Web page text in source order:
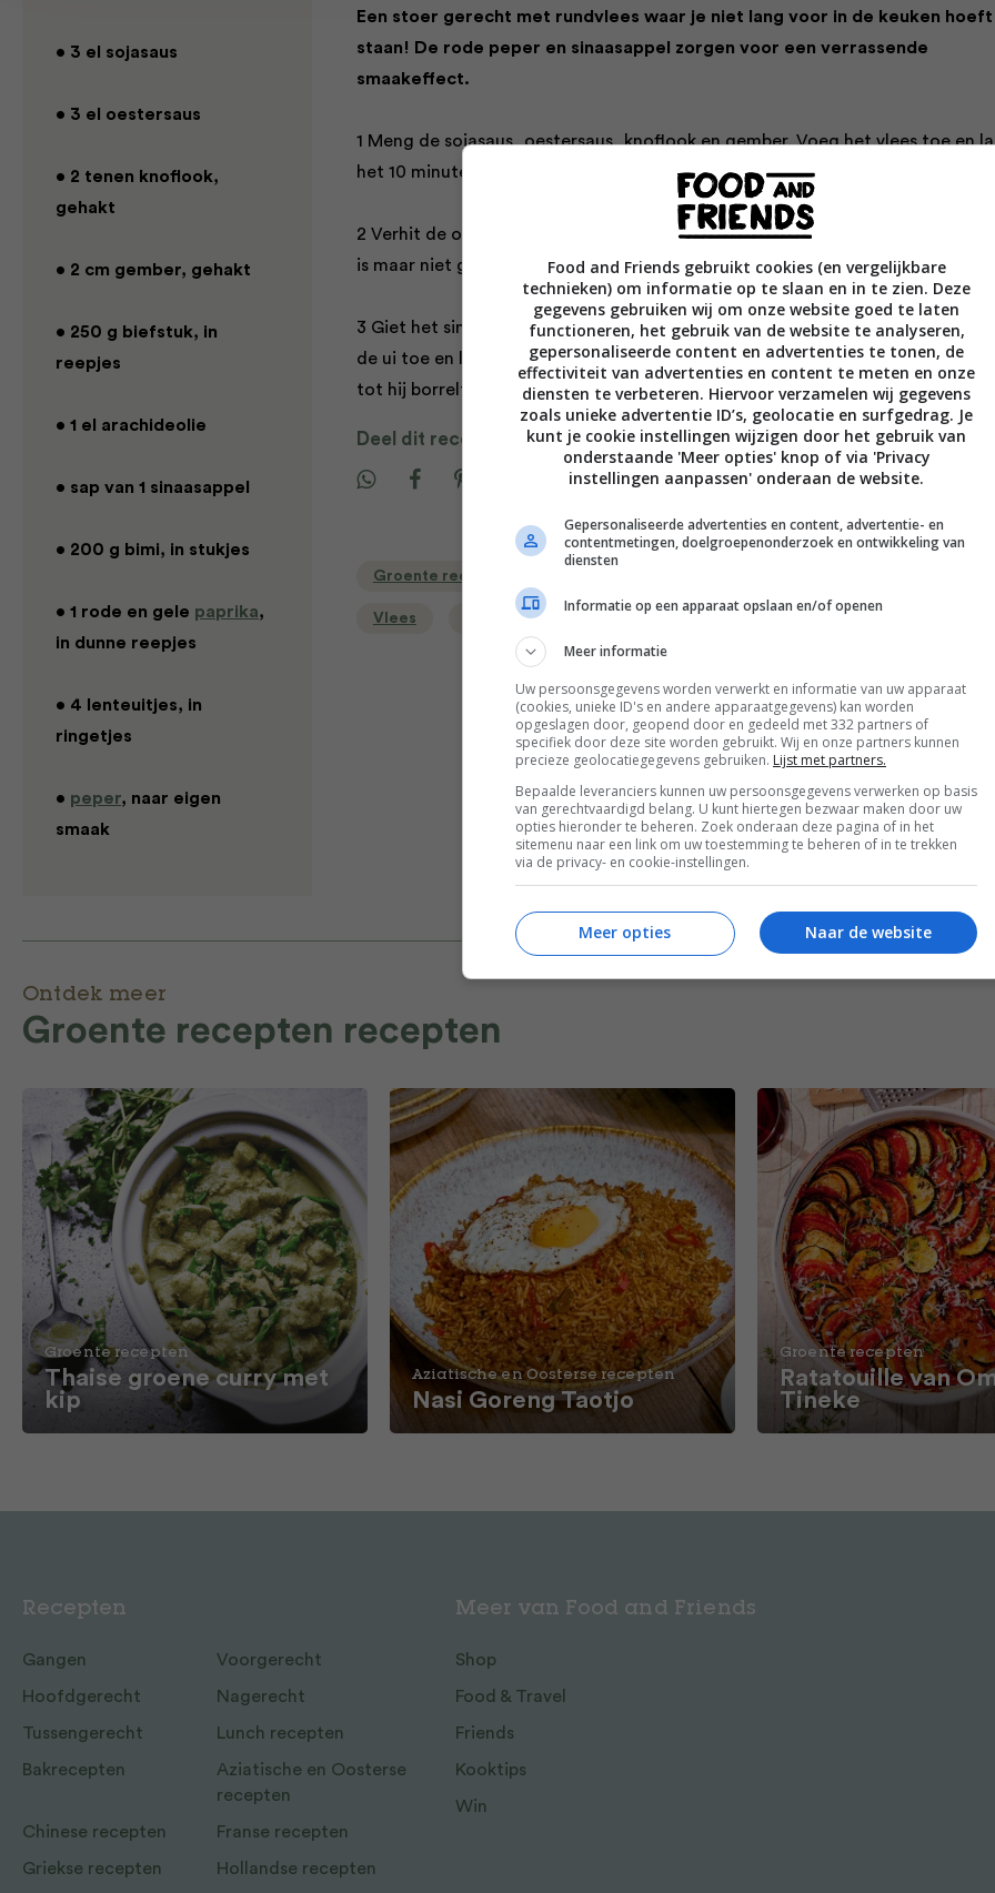
• 3 el sojasaus
• 3 el oestersaus
• 2 tenen knoflook,
gehakt
• 2 cm gember, gehakt
• 250 g biefstuk, in
reepjes
• 1 el arachideolie
• sap van 1 sinaasappel
• 200 g bimi, in stukjes
• 1 rode en gele paprika,
in dunne reepjes
• 4 lenteuitjes, in
ringetjes
• peper, naar eigen
smaak
Een stoer gerecht met rundvlees waar je niet lang voor in de keuken
staan! De rode peper en sinaasappel zorgen voor een verrassende
smaakeffect.
1 Meng de sojasaus, oestersaus, knoflook en gember. Voeg het vlees toe en
het 10 minuten marineren.
2 Verhit de olie in een pan op hoog vuur en bak het vlees 2 minuten, tot het
is maar niet gaar. Schep het op een bord.
3 Giet het sinaasappelsap bij de marinade. Bak de bimi en paprika 2 minuten.
de ui toe en laat alles nog 1 minuutje bakken. Roer de marinade erdoor en
tot hij borrelt. Voeg het vlees toe, roer het erdoor en serveer.
Deel dit recept
Bewaar
Groente recepten
Vlees Wat eten we vandaag? Wokrecepten
Ontdek meer
Groente recepten recepten
Groente recepten
Thaise groene curry met
kip
Aziatische en Oosterse recepten
Nasi Goreng Taotjo
Groente recepten
Ratatouille van
Tineke
Recepten
Gangen Voorgerecht
Hoofdgerecht Nagerecht
Tussengerecht Lunch recepten
Bakrecepten
Aziatische en Oosterse
recepten
Chinese recepten Franse recepten
Griekse recepten Hollandse recepten
Meer van Food and Friends
Shop
Food & Travel
Friends
Kooktips
Win
Food and Friends gebruikt cookies (en vergelijkbare
technieken) om informatie op te slaan en in te zien. Deze
gegevens gebruiken wij om onze website goed te laten
functioneren, het gebruik van de website te analyseren,
gepersonaliseerde content en advertenties te tonen, de
effectiviteit van advertenties en content te meten en onze
diensten te verbeteren. Hiervoor verzamelen wij gegevens
zoals unieke advertentie ID’s, geolocatie en surfgedrag. Je
kunt je cookie instellingen wijzigen door het gebruik van
onderstaande 'Meer opties' knop of via 'Privacy
instellingen aanpassen' onderaan de website.
Gepersonaliseerde advertenties en content, advertentie- en
contentmetingen, doelgroepenonderzoek en ontwikkeling van
diensten
Informatie op een apparaat opslaan en/of openen
Meer informatie
Uw persoonsgegevens worden verwerkt en informatie van uw apparaat
(cookies, unieke ID's en andere apparaatgegevens) kan worden
opgeslagen door, geopend door en gedeeld met 332 partners of
specifiek door deze site worden gebruikt. Wij en onze partners kunnen
precieze geolocatiegegevens gebruiken. Lijst met partners.
Bepaalde leveranciers kunnen uw persoonsgegevens verwerken op basis
van gerechtvaardigd belang. U kunt hiertegen bezwaar maken door uw
opties hieronder te beheren. Zoek onderaan deze pagina of in het
sitemenu naar een link om uw toestemming te beheren of in te trekken
via de privacy- en cookie-instellingen.
Naar de website
Meer opties